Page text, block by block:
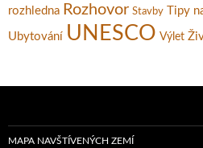
rozhledna Rozhovor Stavby Tipy
Ubytování UNESCO Výlet
MAPA NAVŠTÍVENÝCH ZEMÍ